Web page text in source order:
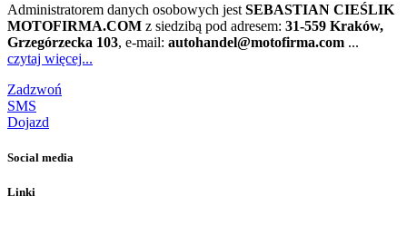
Administratorem danych osobowych jest SEBASTIAN CIEŚLIK
MOTOFIRMA.COM z siedzibą pod adresem: 31-559 Kraków,
Grzegórzecka 103, e-mail: autohandel@motofirma.com ...
czytaj więcej...
Zadzwoń
SMS
Dojazd
Social media
Linki